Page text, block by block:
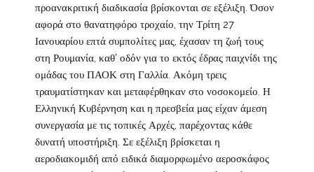
προανακριτική διαδικασία βρίσκονται σε εξέλιξη. Όσον
αφορά στο θανατηφόρο τροχαίο, την Τρίτη 27
Ιανουαρίου επτά συμπολίτες μας, έχασαν τη ζωή τους
στη Ρουμανία, καθ’ οδόν για το εκτός έδρας παιχνίδι της
ομάδας του ΠΑΟΚ στη Γαλλία. Ακόμη τρεις
τραυματίστηκαν και μεταφέρθηκαν στο νοσοκομείο. Η
Ελληνική Κυβέρνηση και η πρεσβεία μας είχαν άμεση
συνεργασία με τις τοπικές Αρχές, παρέχοντας κάθε
δυνατή υποστήριξη. Σε εξέλιξη βρίσκεται η
αεροδιακομιδή από ειδικά διαμορφωμένο αεροσκάφος